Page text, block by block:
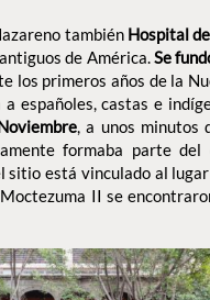
también Hospital
de América. Se
los primeros años de la
españoles, castas e
, a unos minutos
formaba parte del
sitio está vinculado al
II se